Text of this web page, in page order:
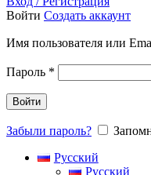
Войти Создать аккаунт
Имя пользователя или
Пароль *
Войти
Забыли пароль?
Русский
Русский